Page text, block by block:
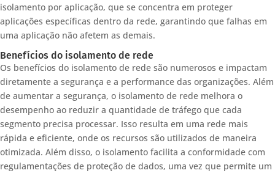
isolamento por aplicação, que se concentra em proteger
aplicações específicas dentro da rede, garantindo que falhas em
uma aplicação não afetem as demais.
Benefícios do isolamento de rede
Os benefícios do isolamento de rede são numerosos e impactam
diretamente a segurança e a performance das organizações. Além
de aumentar a segurança, o isolamento de rede melhora o
desempenho ao reduzir a quantidade de tráfego que cada
segmento precisa processar. Isso resulta em uma rede mais
rápida e eficiente, onde os recursos são utilizados de maneira
otimizada. Além disso, o isolamento facilita a conformidade com
regulamentações de proteção de dados, uma vez que permite um